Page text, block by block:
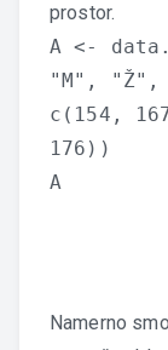
prostor.
A <-
"M", "Ž",
c(154,
176))
A
Namerno